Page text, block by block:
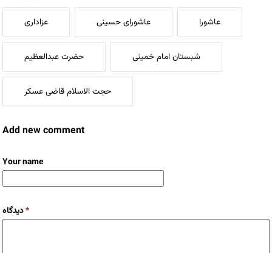
عزاداری عاشورای حسینی عاشورا
حضرت عبدالعظیم شبستان امام خمینی
حجت الاسلام قاضی عسکر
Add new comment
Your name
دیدگاه*